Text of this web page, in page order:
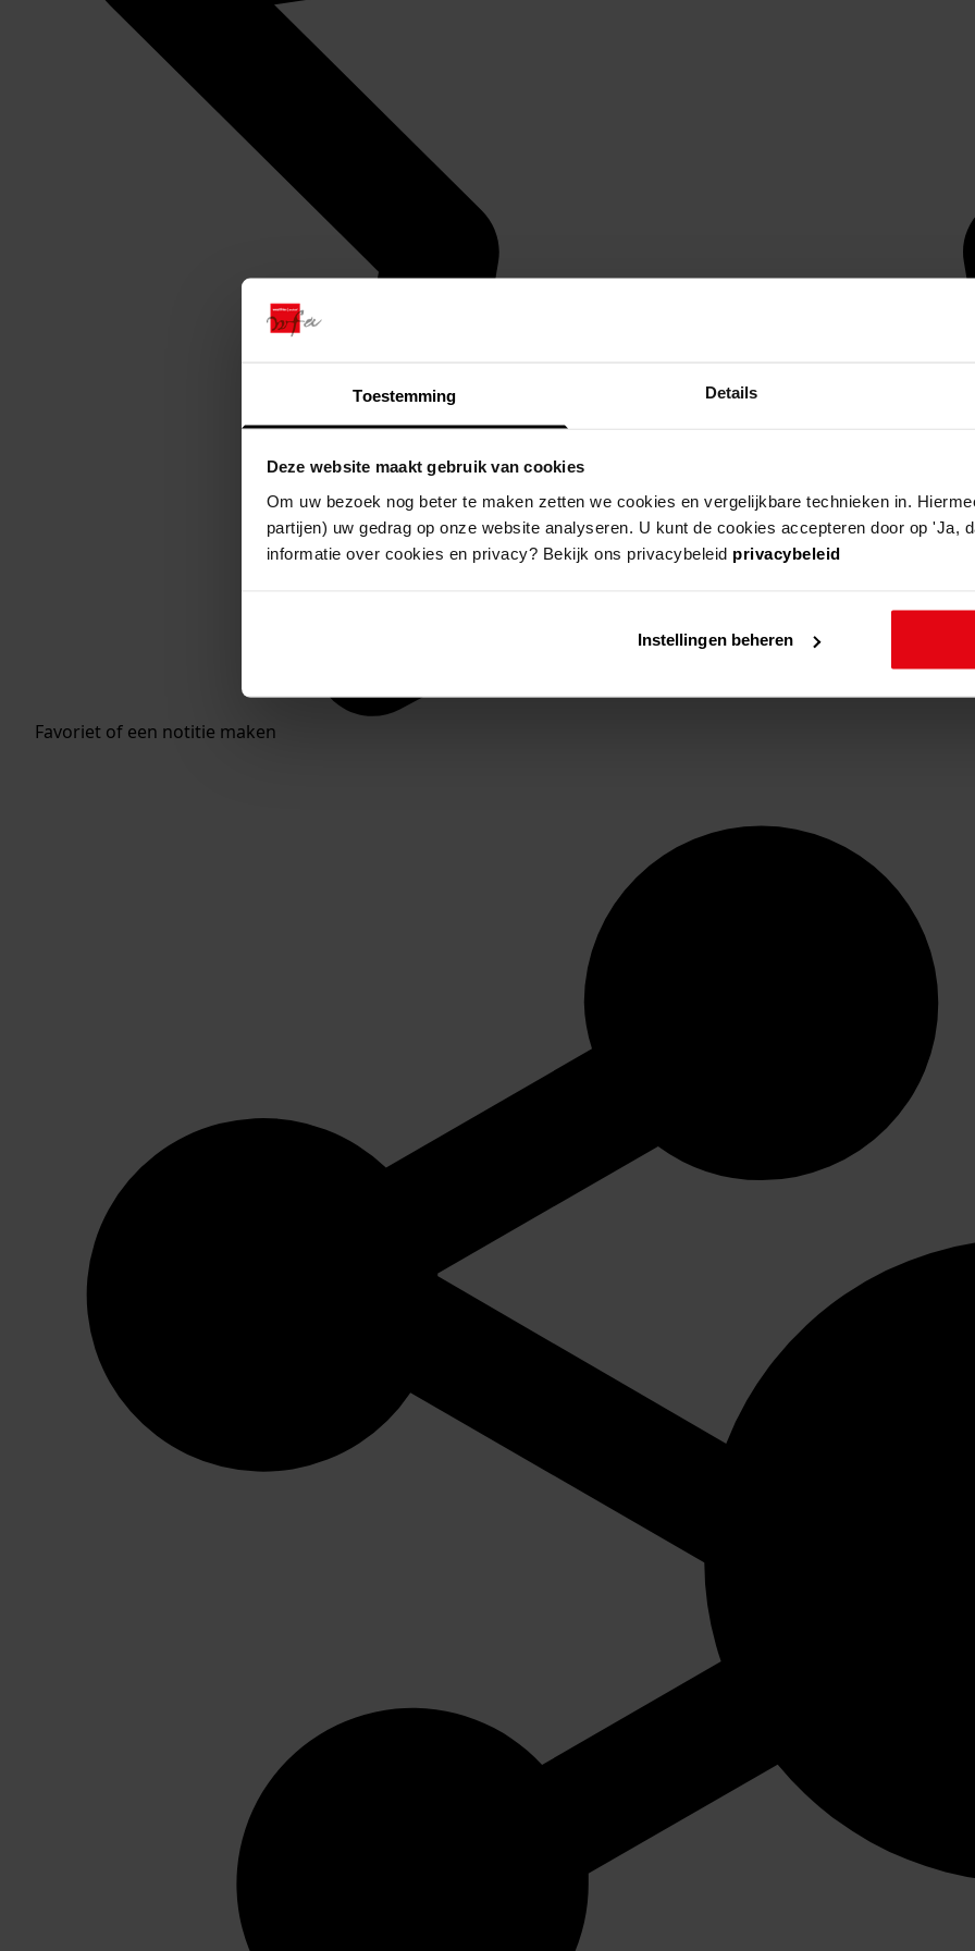
Toestemming Details
Deze website maakt gebruik van cookies
Om uw bezoek nog beter te maken zetten we cookies en vergelijkbare technieken in.
partijen) uw gedrag op onze website analyseren. U kunt de cookies accepteren door op 'Ja,
informatie over cookies en privacy? Bekijk ons privacybeleid privacybeleid
Instellingen beheren
Favoriet of een notitie maken